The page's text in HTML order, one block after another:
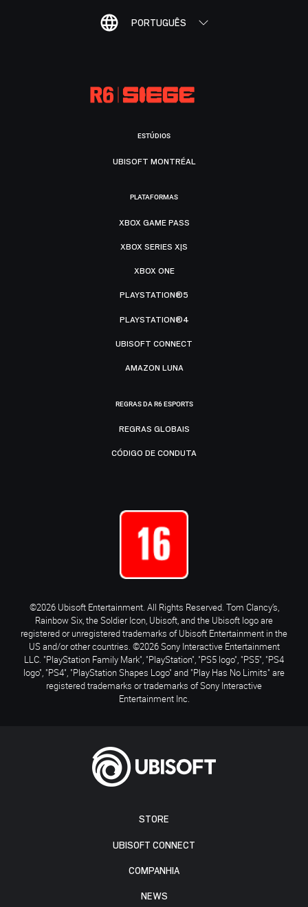
PORTUGUÊS
STORE
UBISOFT CONNECT
COMPANHIA
NEWS
ESTÚDIOS
UBISOFT MONTRÉAL
PLATAFORMAS
XBOX GAME PASS
XBOX SERIES X|S
XBOX ONE
PLAYSTATION®5
PLAYSTATION®4
UBISOFT CONNECT
AMAZON LUNA
REGRAS DA R6 ESPORTS
REGRAS GLOBAIS
CÓDIGO DE CONDUTA
©2026 Ubisoft Entertainment. All Rights Reserved. Tom Clancy’s,
Rainbow Six, the Soldier Icon, Ubisoft, and the Ubisoft logo are
registered or unregistered trademarks of Ubisoft Entertainment in the
US and/or other countries. ©2026 Sony Interactive Entertainment
LLC. "PlayStation Family Mark", "PlayStation", "PS5 logo", "PS5", "PS4
logo", "PS4", "PlayStation Shapes Logo" and "Play Has No Limits" are
registered trademarks or trademarks of Sony Interactive
Entertainment Inc.